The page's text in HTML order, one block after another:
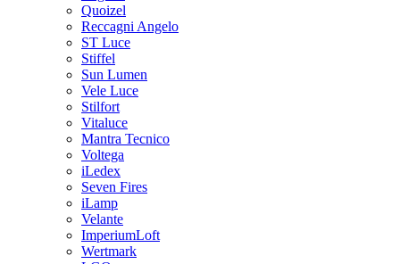
Quoizel
Reccagni Angelo
ST Luce
Stiffel
Sun Lumen
Vele Luce
Stilfort
Vitaluce
Mantra Tecnico
Voltega
iLedex
Seven Fires
iLamp
Velante
ImperiumLoft
Wertmark